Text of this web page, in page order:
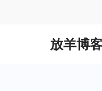
放羊博